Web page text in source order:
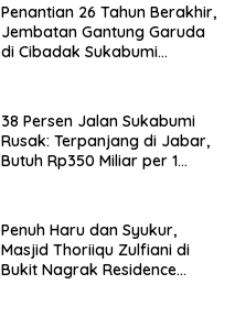
Penantian 26 Tahun Berakhir,
Jembatan Gantung Garuda
di Cibadak Sukabumi
38 Persen Jalan Sukabumi
Rusak: Terpanjang di Jabar,
Butuh Rp350 Miliar per 1
Penuh Haru dan Syukur,
Masjid Thoriiqu Zulfiani di
Bukit Nagrak Residence